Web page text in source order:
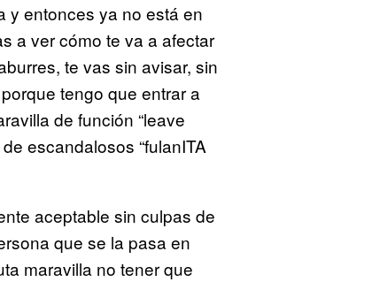
y entonces ya no está en
a ver cómo te va a afectar
te vas sin avisar, sin
tengo que entrar a
de función “leave
escandalosos “fulanITA
aceptable sin culpas de
que se la pasa en
maravilla no tener que